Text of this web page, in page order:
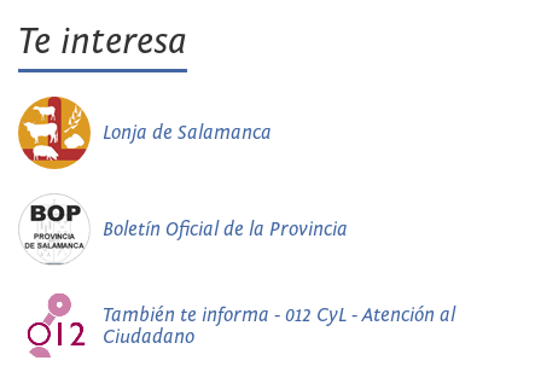
Te interesa
Lonja de Salamanca
Boletín Oficial de la Provincia
También te informa - 012 CyL - Atención al
Ciudadano